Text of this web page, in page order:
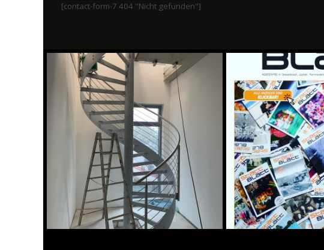
[contact-form-7 404 "Nicht gefunden"]